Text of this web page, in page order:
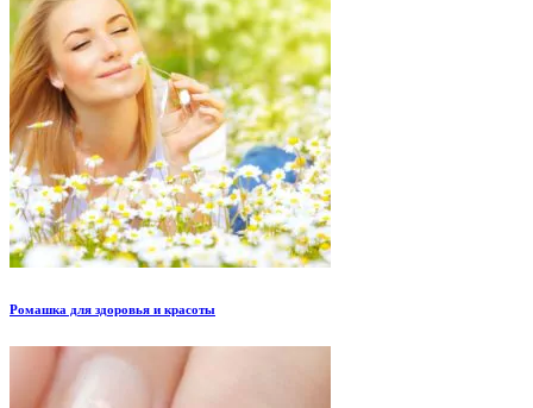
Ромашка для здоровья и красоты